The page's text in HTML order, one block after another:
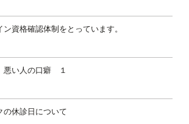
資格確認体制をとっています。
悪い人の口癖 １
の休診日について